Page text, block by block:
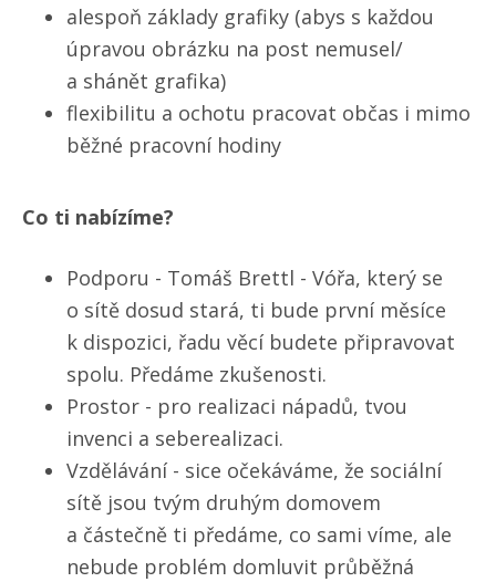
alespoň základy grafiky (abys s každou
úpravou obrázku na post nemusel/​
a shánět grafika)
flexibilitu a ochotu pracovat občas i mimo
běžné pracovní hodiny
Co ti nabízíme?
Podporu - Tomáš Brettl - Vóřa, který se
o sítě dosud stará, ti bude první měsíce
k dispozici, řadu věcí budete připravovat
spolu. Předáme zkušenosti.
Prostor - pro realizaci nápadů, tvou
invenci a seberealizaci.
Vzdělávání - sice očekáváme, že sociální
sítě jsou tvým druhým domovem
a částečně ti předáme, co sami víme, ale
nebude problém domluvit průběžná